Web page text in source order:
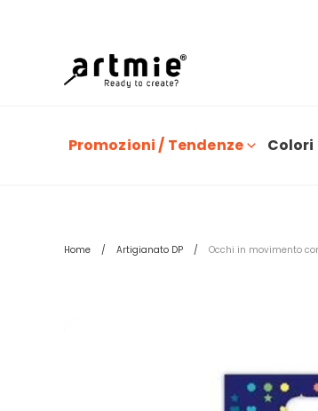
Promozioni / Tendenze Colori
Home Artigianato DP Occhi in movimento